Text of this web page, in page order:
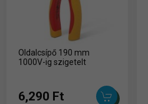
Oldalcsípő 190 mm
1000V-ig szigetelt
6,290 Ft